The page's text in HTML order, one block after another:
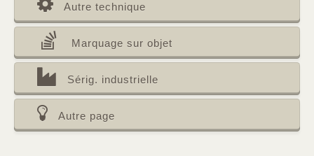
Autre technique
Marquage sur objet
Sérig. industrielle
Autre page